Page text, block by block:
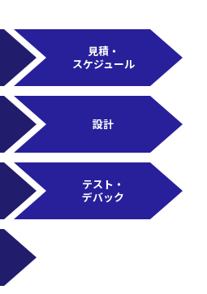
見積・
スケジュール
設計
テスト・
デバック